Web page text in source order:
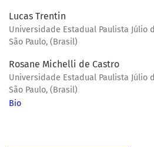
Lucas Trentin
Universidade Estadual Paulista Júlio
São Paulo, (Brasil)
Rosane Michelli de Castro
Universidade Estadual Paulista Júlio
São Paulo, (Brasil)
Bio